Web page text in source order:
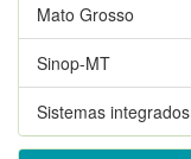
Mato Grosso
Sinop-MT
Sistemas integrados